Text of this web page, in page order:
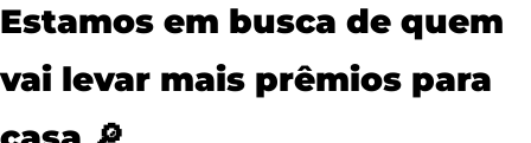
Estamos em busca de quem
vai levar mais prêmios para